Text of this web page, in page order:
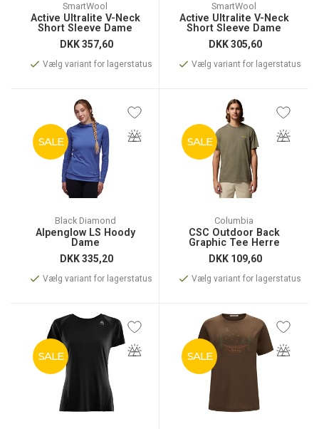
SmartWool
Active Ultralite V-Neck
Short Sleeve Dame
DKK357,60
Vælg variant for lagerstatus
SmartWool
Active Ultralite V-Neck
Short Sleeve Dame
DKK305,60
Vælg variant for lagerstatus
SALE
Black Diamond
Alpenglow LS Hoody
Dame
DKK335,20
Vælg variant for lagerstatus
SALE
Columbia
CSC Outdoor Back
Graphic Tee Herre
DKK 109,60
Vælg variant for lagerstatus
SALE SALE